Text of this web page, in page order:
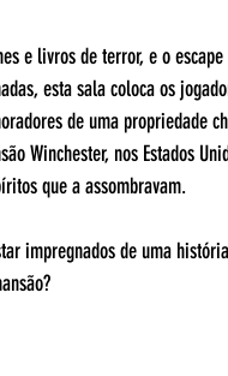
e livros de terror, e o
esta sala coloca os
de uma propriedade
Winchester, nos Estados
que a assombravam​.
impregnados de uma